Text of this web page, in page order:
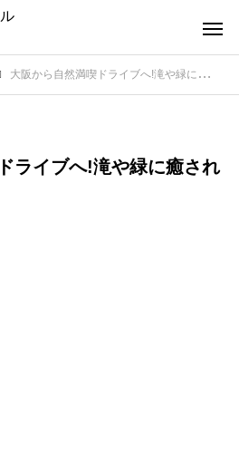
大阪から自然満喫ドライブへ!滝や緑に癒されるリフレッシュ旅
ライブへ!滝や緑に癒され